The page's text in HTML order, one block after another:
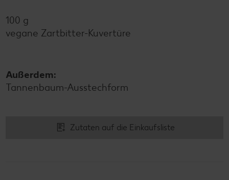
100 g
vegane Zartbitter-Kuvertüre
Außerdem:
Tannenbaum-Ausstechform
Zutaten auf die Einkaufsliste